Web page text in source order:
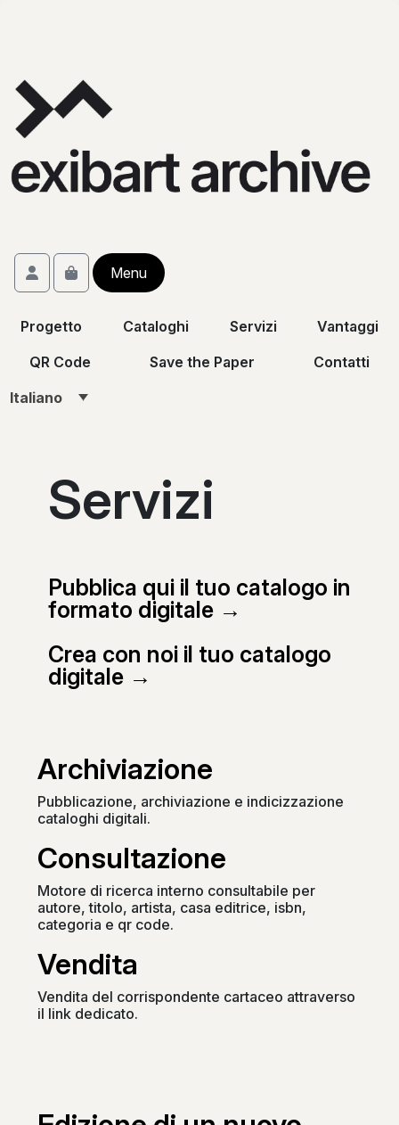
Account
Cart
Menu
Progetto Cataloghi Servizi
Vantaggi
QR Code
Save the Paper
Contatti
Italiano
Servizi
Pubblica qui il tuo catalogo in
formato digitale →
Crea con noi il tuo catalogo
digitale →
Archiviazione
Pubblicazione, archiviazione e indicizzazione
cataloghi digitali.
Consultazione
Motore di ricerca interno consultabile per
autore, titolo, artista, casa editrice, isbn,
categoria e qr code.
Vendita
Vendita del corrispondente cartaceo attraverso
il link dedicato.